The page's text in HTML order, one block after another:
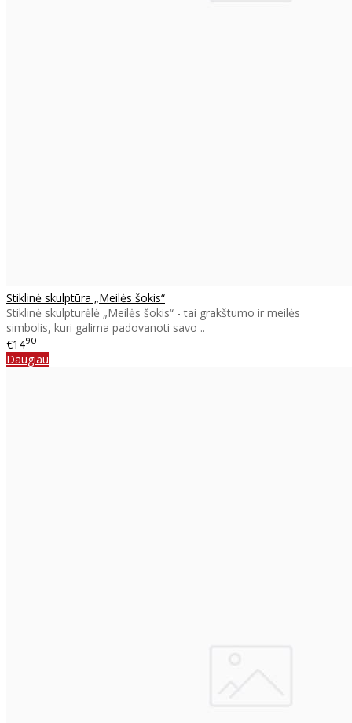
Stiklinė skulptūra „Meilės šokis“
Stiklinė skulpturėlė „Meilės šokis“ - tai grakštumo ir meilės
simbolis, kuri galima padovanoti savo ..
€1490
Daugiau